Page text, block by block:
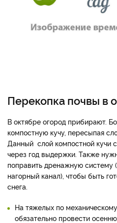
Перекопка почвы в
В октябре огород прибирают.
компостную кучу, пересыпая
Данный слой компостной кучи
через год выдержки. Также
поправить дренажную систему
нагорный канал), чтобы быть
снега.
На тяжелых по
обязательно провести